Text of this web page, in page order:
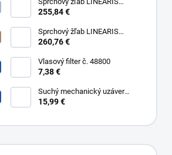
Compact č. 45600.64M, L 85
304
255,84 €
Sprchový žľab LINEARIS
Compact č. 45600.65M, L 95
304
260,76 €
Vlasový filter č. 48800
7,38 €
Suchý mechanický uzáver
Multistop č. 48400,
15,99 €